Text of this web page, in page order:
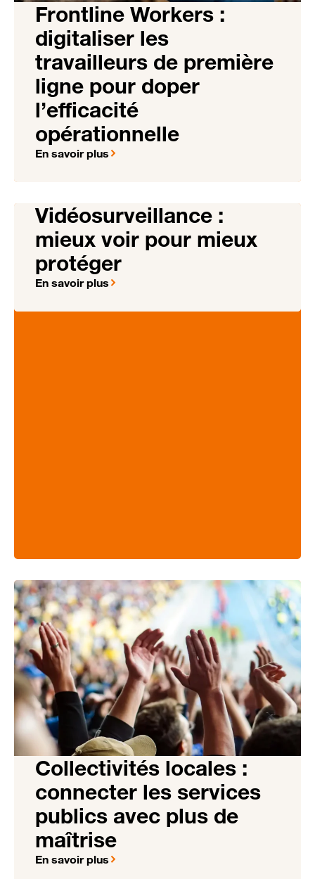
Frontline Workers :
digitaliser les
travailleurs de première
ligne pour doper
l’efficacité
opérationnelle
En savoir plus
Vidéosurveillance :
mieux voir pour mieux
protéger
En savoir plus
Collectivités locales :
connecter les services
publics avec plus de
maîtrise
En savoir plus